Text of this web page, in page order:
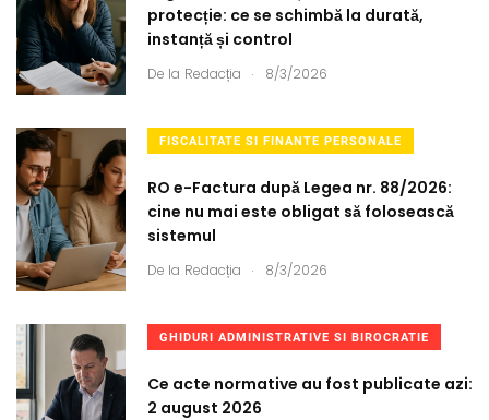
protecție: ce se schimbă la durată,
instanță și control
De la Redacția . 8/3/2026
FISCALITATE SI FINANTE PERSONALE
RO e-Factura după Legea nr. 88/2026:
cine nu mai este obligat să folosească
sistemul
De la Redacția . 8/3/2026
GHIDURI ADMINISTRATIVE SI BIROCRATIE
Ce acte normative au fost publicate azi:
2 august 2026